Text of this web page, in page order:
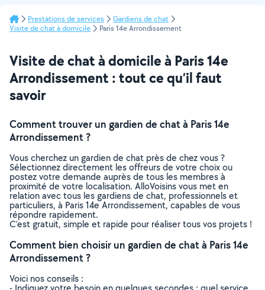
Prestations de services
Gardiens de chat
Visite de chat à domicile
Paris 14e Arrondissement
Visite de chat à domicile à Paris 14e
Arrondissement : tout ce qu’il faut
savoir
Comment trouver un gardien de chat à Paris 14e
Arrondissement ?
Vous cherchez un gardien de chat près de chez vous ?
Sélectionnez directement les offreurs de votre choix ou
postez votre demande auprès de tous les membres à
proximité de votre localisation. AlloVoisins vous met en
relation avec tous les gardiens de chat, professionnels et
particuliers, à Paris 14e Arrondissement, capables de vous
répondre rapidement.
C’est gratuit, simple et rapide pour réaliser tous vos projets !
Comment bien choisir un gardien de chat à Paris 14e
Arrondissement ?
Voici nos conseils :